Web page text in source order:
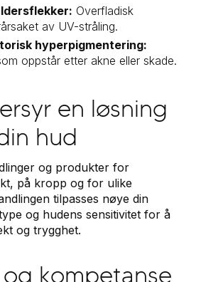
Overfladisk
av UV-stråling.
hyperpigmentering:
oppstår etter akne eller skade.
en løsning
hud
og produkter for
på kropp og for ulike
tilpasses nøye din
og hudens sensitivitet for å
og trygghet.
kompetanse